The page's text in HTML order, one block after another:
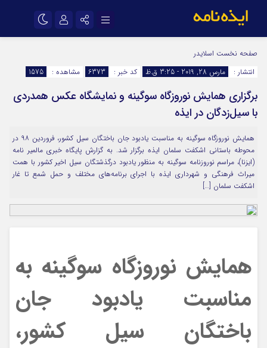
اینستاگرام
سروش
ایتا
آپارات
اپلیکیشن رمز عبور
مرا به خاطر بسپار
صفحه نخست اسلایدر
انتشار :
مارس 28, 2019 - 3:25 ق.ظ کد خبر : 6373 مشاهده : 1575
برگزاری همایش نوروزگاه سوگینه و نمایشگاه عکس همدردی
با سیل‌زدگان در ایذه
همایش نوروزگاه سوگینه به مناسبت یادبود جان باختگان سیل کشور، فروردین ۹۸ در
محوطه باستانی اشکفت سلمان ایذه برگزار شد. به گزارش پایگاه خبری مالمیر نامه
(ایزنا)، مراسم نوروزنامه سوگینه به منظور یادبود درگذشتگان سیل اخیر کشور با همت
میراث فرهنگی و شهرداری ایذه با اجرای برنامه‌های مختلف و حمل شمع تا غار
اشکفت سلمان […]
همایش نوروزگاه سوگینه به
مناسبت یادبود جان
باختگان سیل کشور،